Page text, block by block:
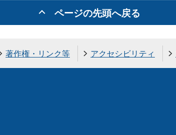
ページの先頭へ戻る
著作権・リンク等 アクセシビリティ